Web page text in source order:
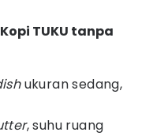
TUKU tanpa
ukuran sedang,
, suhu ruang